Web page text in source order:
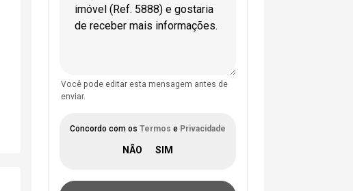
Você pode editar esta mensagem antes de
enviar.
Concordo com os Termos e Privacidade